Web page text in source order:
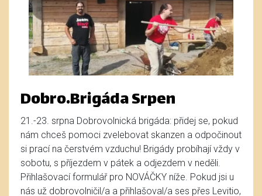
Dobro.Brigáda Srpen
21.-23. srpna Dobrovolnická brigáda: přidej se, pokud
nám chceš pomoci zvelebovat skanzen a odpočinout
si prací na čerstvém vzduchu! Brigády probíhají vždy v
sobotu, s příjezdem v pátek a odjezdem v neděli.
Přihlašovací formulář pro NOVÁČKY níže. Pokud jsi u
nás už dobrovolničil/a a přihlašoval/a ses přes Levitio,